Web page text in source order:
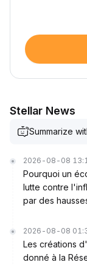
Stellar News
Summarize
2026-08-08
Pourquoi un
lutte contre
par des
2026-08-08
Les créations
donné à la